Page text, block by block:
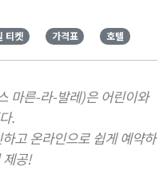
티켓 가격표 호텔
마른-라-발레)은 어린이와
.
고 온라인으로 쉽게 예약하
공!